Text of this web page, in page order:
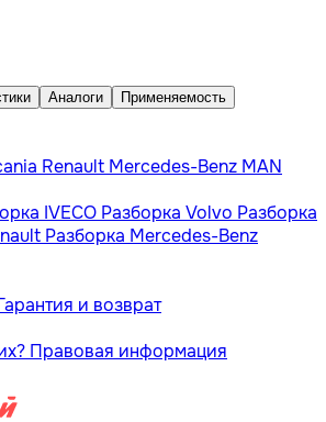
Аналоги Применяемость
Renault Mercedes-Benz MAN
IVECO Разборка Volvo Разборка
Разборка Mercedes-Benz
и возврат
Правовая информация